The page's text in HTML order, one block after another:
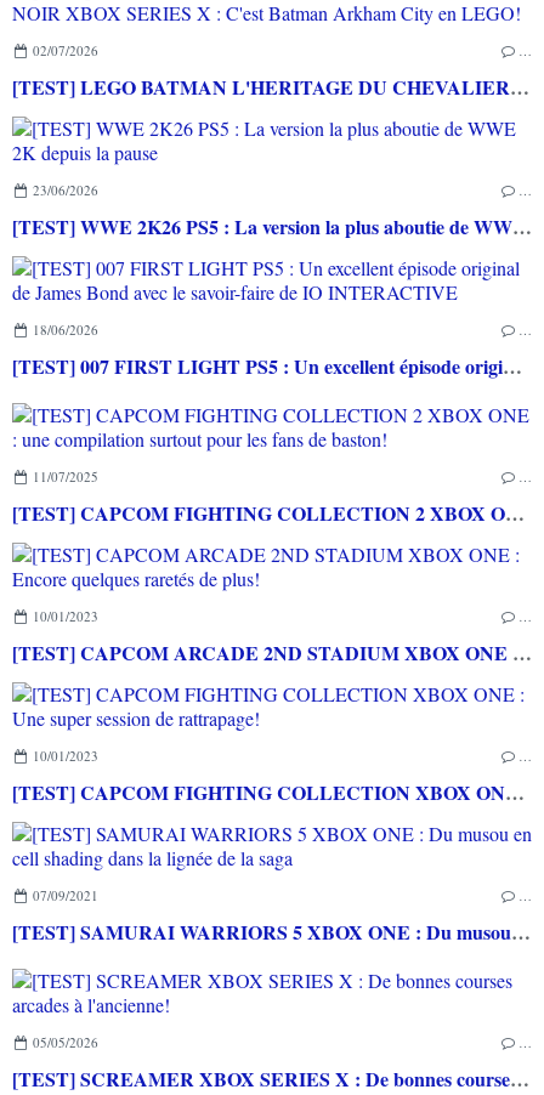
02/07/2026 …
[TEST] LEGO BATMAN L'HERITAGE DU CHEVALIER NOIR XBOX SERIES X : C'est Batman Arkham City en LEGO!
23/06/2026 …
[TEST] WWE 2K26 PS5 : La version la plus aboutie de WWE 2K depuis la pause
18/06/2026 …
[TEST] 007 FIRST LIGHT PS5 : Un excellent épisode original de James Bond avec le savoir-faire de IO INTERACTIVE
11/07/2025 …
[TEST] CAPCOM FIGHTING COLLECTION 2 XBOX ONE : une compilation surtout pour les fans de baston!
10/01/2023 …
[TEST] CAPCOM ARCADE 2ND STADIUM XBOX ONE : Encore quelques raretés de plus!
10/01/2023 …
[TEST] CAPCOM FIGHTING COLLECTION XBOX ONE : Une super session de rattrapage!
07/09/2021 …
[TEST] SAMURAI WARRIORS 5 XBOX ONE : Du musou en cell shading dans la lignée de la saga
05/05/2026 …
[TEST] SCREAMER XBOX SERIES X : De bonnes courses arcades à l'ancienne!